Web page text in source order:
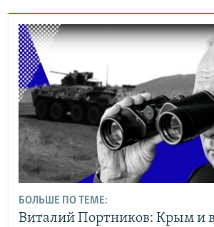
БОЛЬШЕ ПО ТЕМЕ:
Виталий Портников: Крым и